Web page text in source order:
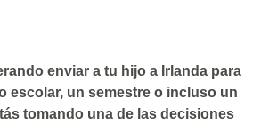
enviar a tu hijo a Irlanda para
escolar, un semestre o incluso un
tomando una de las decisiones